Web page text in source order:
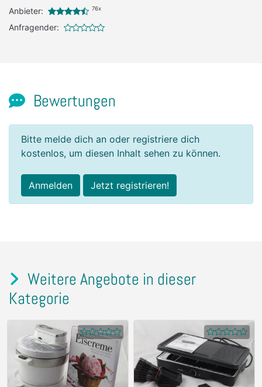
Anbieter: 76x
Anfragender:
Bewertungen
Bitte melde dich an oder registriere dich
kostenlos, um diesen Inhalt sehen zu können.
Anmelden Jetzt registrieren!
Weitere Angebote in dieser
Kategorie